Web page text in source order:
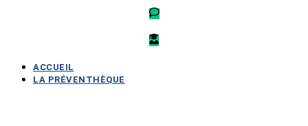
ACCUEIL
LA PRÉVENTHÈQUE